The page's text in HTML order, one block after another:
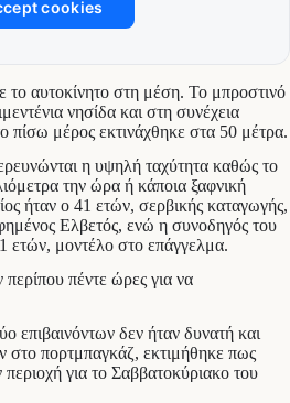
cookies
αυτοκίνητο στη μέση. Το μπροστινό
νησίδα και στη συνέχεια
πίσω μέρος εκτινάχθηκε στα 50 μέτρα.
η υψηλή ταχύτητα καθώς το
την ώρα ή κάποια ξαφνική
ήταν o 41 ετών, σερβικής καταγωγής,
Ελβετός, ενώ η συνοδηγός του
ετών, μοντέλο στο επάγγελμα.
πέντε ώρες για να
επιβαινόντων δεν ήταν δυνατή και
στο πορτμπαγκάζ, εκτιμήθηκε πως
περιοχή για το Σαββατοκύριακο του